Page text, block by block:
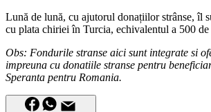
Lună de lună, cu ajutorul donațiilor strânse, îl
cu plata chiriei în Turcia, echivalentul a 500 de
Obs: Fondurile stranse aici sunt integrate si
impreuna cu donatiile stranse pentru
Speranta pentru Romania.